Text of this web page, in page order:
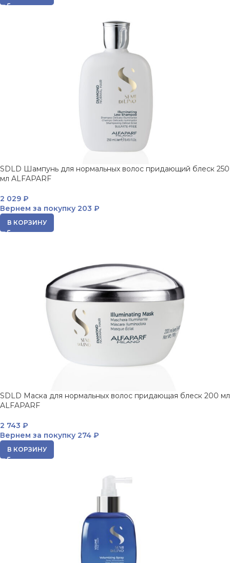
SDLD Шампунь для нормальных волос придающий блеск 250
мл ALFAPARF
2 029 ₽
Вернем за покупку 203 ₽
В КОРЗИНУ
SDLD Маска для нормальных волос придающая блеск 200 мл
ALFAPARF
2 743 ₽
Вернем за покупку 274 ₽
В КОРЗИНУ